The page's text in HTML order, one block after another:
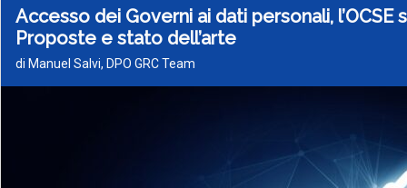
Accesso dei Governi ai dati personali, l’OCSE
Proposte e stato dell’arte
di Manuel Salvi, DPO GRC Team